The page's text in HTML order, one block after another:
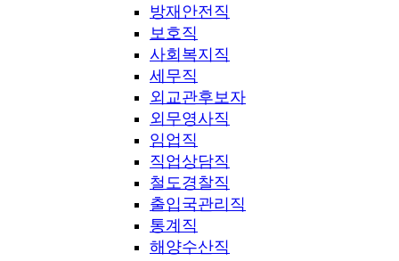
방재안전직
보호직
사회복지직
세무직
외교관후보자
외무영사직
임업직
직업상담직
철도경찰직
출입국관리직
통계직
해양수산직